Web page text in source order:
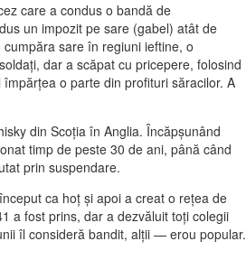
care a condus o bandă de
un impozit pe sare (gabel) atât de
sare în regiuni ieftine, o
dar a scăpat cu pricepere, folosind
o parte din profituri săracilor. A
din Scoția în Anglia. Încăpșunând
timp de peste 30 de ani, până când
prin suspendare.
ca hoț și apoi a creat o rețea de
a fost prins, dar a dezvăluit toți colegii
îl consideră bandit, alții — erou popular.